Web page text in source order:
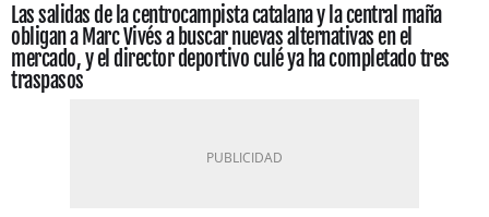
Las salidas de la centrocampista catalana y la central maña
obligan a Marc Vivés a buscar nuevas alternativas en el
mercado, y el director deportivo culé ya ha completado tres
traspasos